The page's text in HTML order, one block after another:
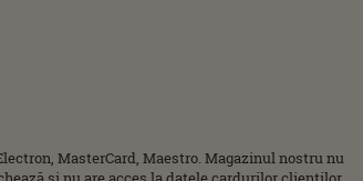
MasterCard, Maestro. Magazinul nostru nu